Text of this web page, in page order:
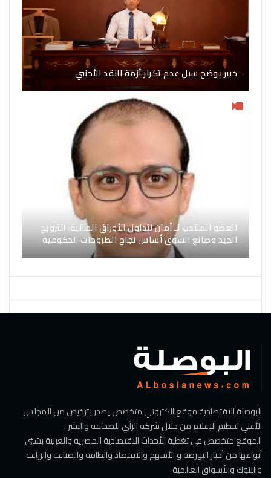
خبير يوضح سبل عدم تكرار أزمة النقد الأجنبي
العضو المنتدب لـ أمان لتداول الأوراق المالية: الترويج
الجيد وصانع السوق أساس نجاح الطروحات الحكومية
البوصلة الاقتصادية موقع الكتروني متخصص يصدر بترخيص من المجلس
الأعلي لتنظيم الإعلام من خلال شركة الرأي للصحافة والنشر .
الموقع متخصص في تغطية الأحداث الاقتصادية المصرية والعربية بشتى
أنواعها من أخبار البورصة و الأسهم والاقتصاد والطاقة والصناعة والزراعة
والبنوك والأسواق العالمية